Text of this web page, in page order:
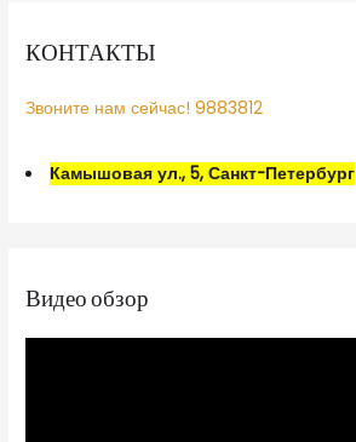
КОНТАКТЫ
Звоните нам сейчас! 9883812
Камышовая ул., 5, Санкт-Петербург
Видео обзор